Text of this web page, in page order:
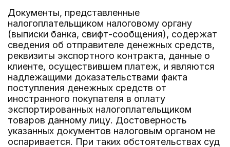
Документы, представленные
налогоплательщиком налоговому органу
(выписки банка, свифт-сообщения), содержат
сведения об отправителе денежных средств,
реквизиты экспортного контракта, данные о
клиенте, осуществившем платеж, и являются
надлежащими доказательствами факта
поступления денежных средств от
иностранного покупателя в оплату
экспортированных налогоплательщиком
товаров данному лицу. Достоверность
указанных документов налоговым органом не
оспаривается. При таких обстоятельствах суд